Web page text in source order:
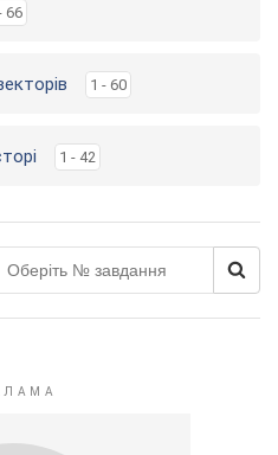
66
1 - 60
1 - 42